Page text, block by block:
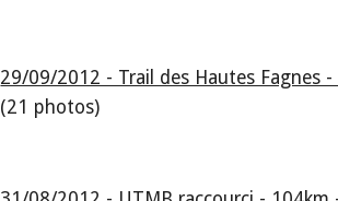
29/09/2012 - Trail des Hautes Fagnes
(21 photos)